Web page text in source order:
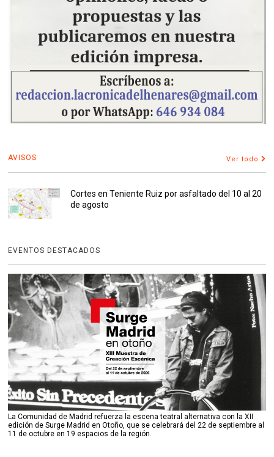
AVISOS Ver todo
Cortes en Teniente Ruiz por asfaltado del 10 al 20
de agosto
EVENTOS DESTACADOS
La Comunidad de Madrid refuerza la escena teatral alternativa con la XII
edición de Surge Madrid en Otoño, que se celebrará del 22 de septiembre al
11 de octubre en 19 espacios de la región.